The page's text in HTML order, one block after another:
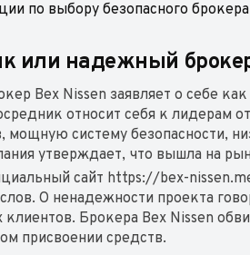
по выбору безопасного
или надежный
Bex Nissen заявляет о себе
относит себя к лидерам
мощную систему безопасности,
утверждает, что вышла на
сайт https://bex-
О ненадежности проекта
Брокера Bex Nissen
присвоении средств.